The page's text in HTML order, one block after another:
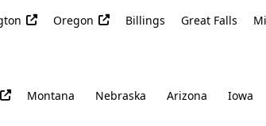
Oregon Billings Great Falls
Montana Nebraska Arizona Iowa